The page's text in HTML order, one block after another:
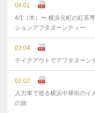
04.01
4/1（木）〜 横浜元町の紅茶
ションアフタヌーンティー
03.04
テイクアウトでアフタヌーン
02.02
人力車で巡る横浜中華街のイ
の旅